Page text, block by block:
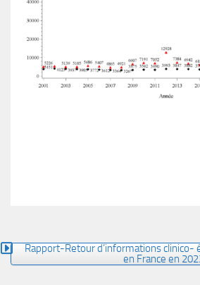
Rapport-Retour d’informations clinico-
en France en